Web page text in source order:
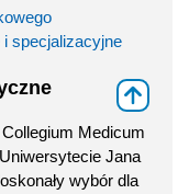
specjalizacyjne
Medicum
Jana
wybór dla